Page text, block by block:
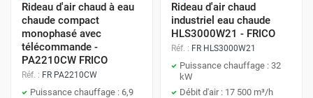
Rideau d'air chaud à eau
chaude compact
monophasé avec
télécommande -
PA2210CW FRICO
Réf. : FR PA2210CW
Puissance chauffage : 6,9
Rideau d'air chaud
industriel eau chaude
HLS3000W21 - FRICO
Réf. : FR HLS3000W21
Puissance chauffage : 32
kW
Débit d'air : 17 500 m³/h